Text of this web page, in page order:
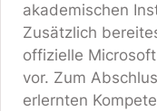
akademischen
Zusätzlich
offizielle
vor. Zum
erlernten